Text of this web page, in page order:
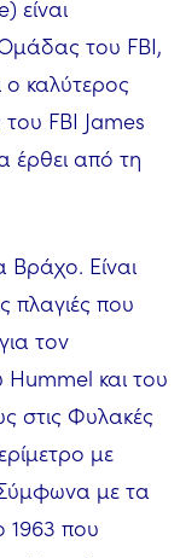
είναι
του FBI,
ο καλύτερος
του FBI James
έρθει από τη
Βράχο. Είναι
πλαγιές που
τον
Hummel και του
στις Φυλακές
με
Σύμφωνα με τα
1963 που